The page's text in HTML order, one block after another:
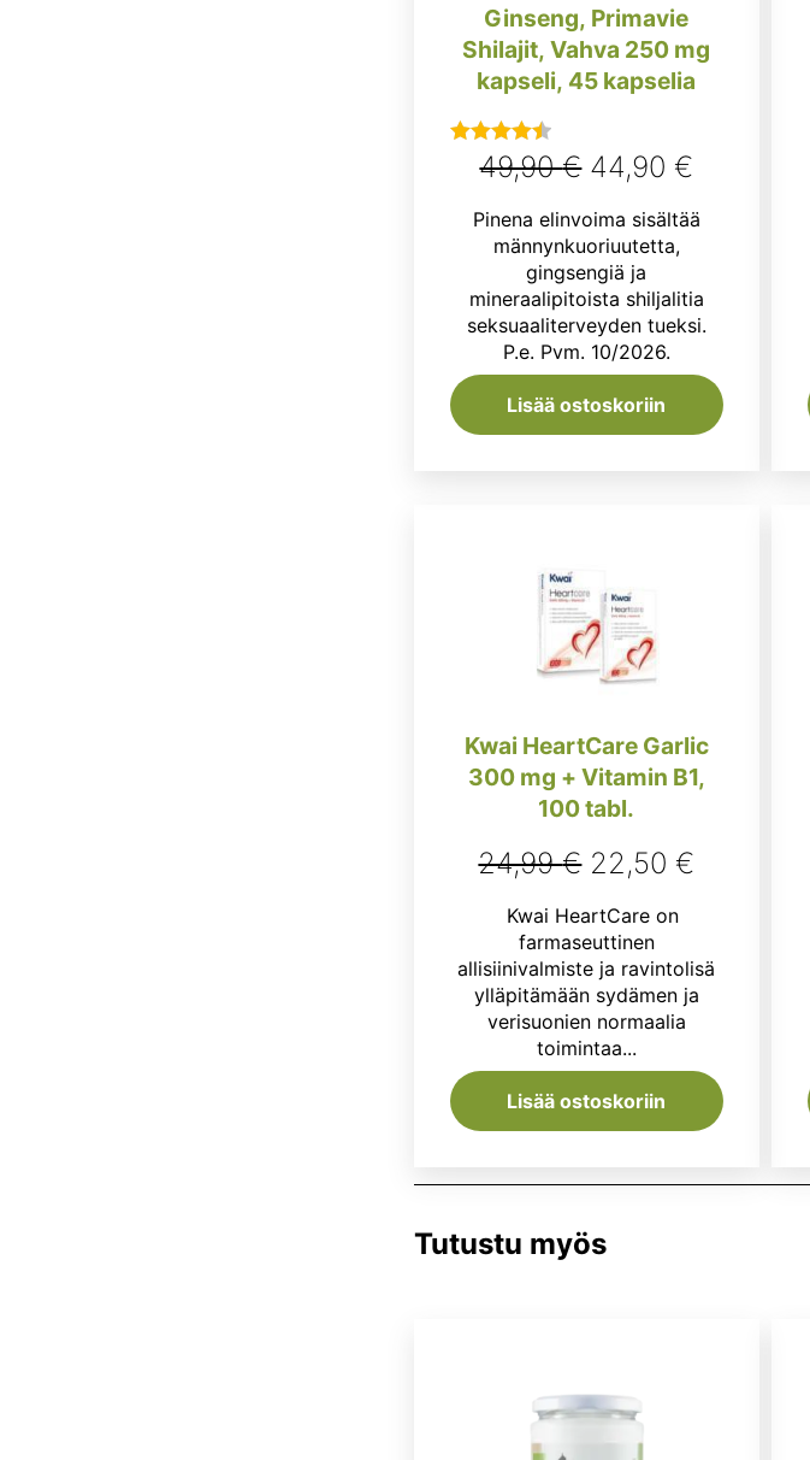
Ginseng, Primavie
Shilajit, Vahva 250 mg
kapseli, 45 kapselia
Arvostelu
tuotteesta:
4.50/ 5
49,90€ Alkuperäinen
hinta
oli:
49,90 €.
44,90 €
hinta
Pinena elinvoima sisältää
männynkuoriuutetta,
gingsengiä ja
mineraalipitoista shiljalitia
seksuaaliterveyden tueksi.
P.e. Pvm. 10/2026.
Lisää ostoskoriin
Kwai HeartCare Garlic
300 mg + Vitamin B1,
100 tabl.
24,99€ Alkuperäinen
hinta
oli:
24,99 €.
22,50 €
22,50 €.
Kwai HeartCare on
farmaseuttinen
allisiinivalmiste ja ravintolisä
ylläpitämään sydämen ja
verisuonien normaalia
toimintaa...
Lisää ostoskoriin
Tutustu myös